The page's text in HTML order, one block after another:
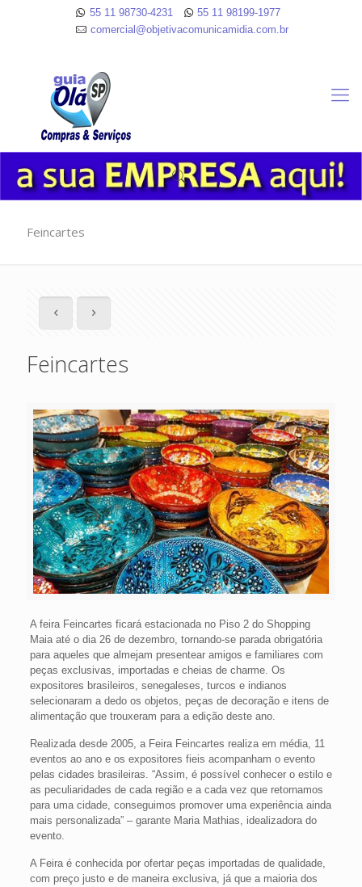
55 11 98730-4231
55 11 98199-1977
comercial@objetivacomunicamidia.com.br
Feincartes
Feincartes
A feira Feincartes ficará estacionada no Piso 2 do Shopping
Maia até o dia 26 de dezembro, tornando-se parada obrigatória
para aqueles que almejam presentear amigos e familiares com
peças exclusivas, importadas e cheias de charme. Os
expositores brasileiros, senegaleses, turcos e indianos
selecionaram a dedo os objetos, peças de decoração e itens de
alimentação que trouxeram para a edição deste ano.
Realizada desde 2005, a Feira Feincartes realiza em média, 11
eventos ao ano e os expositores fieis acompanham o evento
pelas cidades brasileiras. “Assim, é possível conhecer o estilo e
as peculiaridades de cada região e a cada vez que retornamos
para uma cidade, conseguimos promover uma experiência ainda
mais personalizada” – garante Maria Mathias, idealizadora do
evento.
A Feira é conhecida por ofertar peças importadas de qualidade,
com preço justo e de maneira exclusiva, já que a maioria dos